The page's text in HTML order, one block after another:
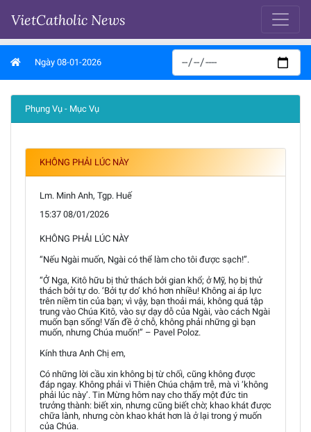
VietCatholic News
Ngày 08-01-2026
Phụng Vụ - Mục Vụ
KHÔNG PHẢI LÚC NÀY
Lm. Minh Anh, Tgp. Huế
15:37 08/01/2026
KHÔNG PHẢI LÚC NÀY
“Nếu Ngài muốn, Ngài có thể làm cho tôi được sạch!”.
“Ở Nga, Kitô hữu bị thử thách bởi gian khổ; ở Mỹ, họ bị thử
thách bởi tự do. ‘Bởi tự do’ khó hơn nhiều! Không ai áp lực
trên niềm tin của bạn; vì vậy, bạn thoải mái, không quá tập
trung vào Chúa Kitô, vào sự dạy dỗ của Ngài, vào cách Ngài
muốn bạn sống! Vấn đề ở chỗ, không phải những gì bạn
muốn, nhưng Chúa muốn!” – Pavel Poloz.
Kính thưa Anh Chị em,
Có những lời cầu xin không bị từ chối, cũng không được
đáp ngay. Không phải vì Thiên Chúa chậm trễ, mà vì ‘không
phải lúc này’. Tin Mừng hôm nay cho thấy một đức tin
trưởng thành: biết xin, nhưng cũng biết chờ; khao khát được
chữa lành, nhưng còn khao khát hơn là ở lại trong ý muốn
của Chúa.